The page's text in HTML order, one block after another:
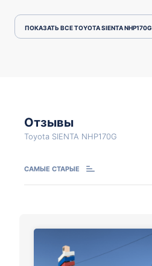
ПОКАЗАТЬ ВСЕ TOYOTA SIENTA NHP170G
Отзывы
Toyota SIENTA NHP170G
САМЫЕ СТАРЫЕ